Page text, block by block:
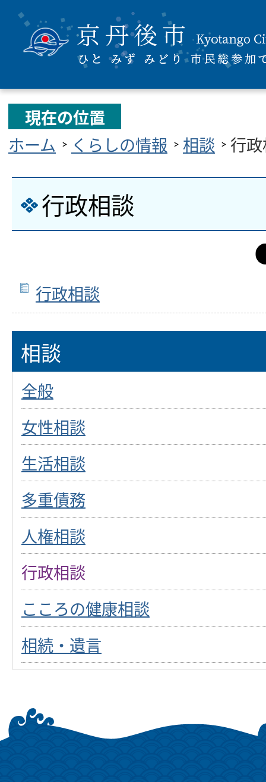
現在の位置
ホーム
くらしの情報 相談 行
行政相談
行政相談
相談
全般
女性相談
生活相談
多重債務
人権相談
行政相談
こころの健康相談
相続・遺言